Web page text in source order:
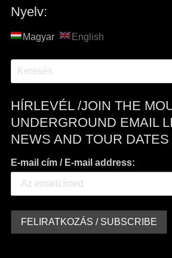
Nyelv:
Magyar English
Search
for:
HÍRLEVÉL /JOIN THE
UNDERGROUND EMAIL
NEWS AND TOUR DATES
E-mail cím / E-mail address: